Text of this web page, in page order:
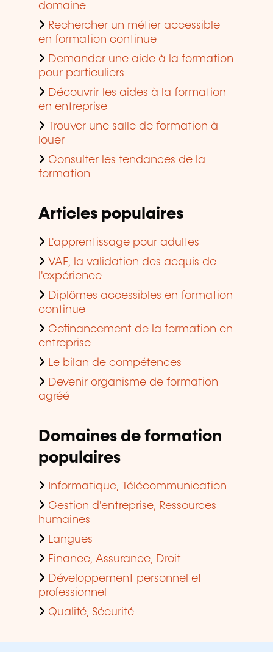
domaine
Rechercher un métier accessible
en formation continue
Demander une aide à la formation
pour particuliers
Découvrir les aides à la formation
en entreprise
Trouver une salle de formation à
louer
Consulter les tendances de la
formation
Articles populaires
L'apprentissage pour adultes
VAE, la validation des acquis de
l'expérience
Diplômes accessibles en formation
continue
Cofinancement de la formation en
entreprise
Le bilan de compétences
Devenir organisme de formation
agréé
Domaines de formation
populaires
Informatique, Télécommunication
Gestion d'entreprise, Ressources
humaines
Langues
Finance, Assurance, Droit
Développement personnel et
professionnel
Qualité, Sécurité